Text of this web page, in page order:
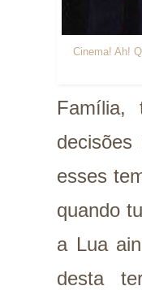
Cinema! Ah!
Família,
esses
quando
a Lua
desta